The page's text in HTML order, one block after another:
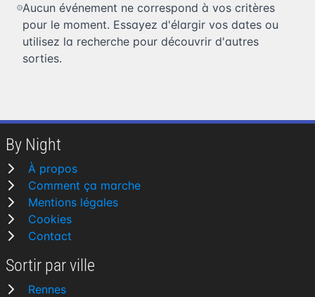
Aucun événement ne correspond à vos critères
pour le moment. Essayez d'élargir vos dates ou
utilisez la recherche pour découvrir d'autres
sorties.
By Night
À propos
Comment ça marche
Mentions légales
Cookies
Contact
Sortir par ville
Rennes